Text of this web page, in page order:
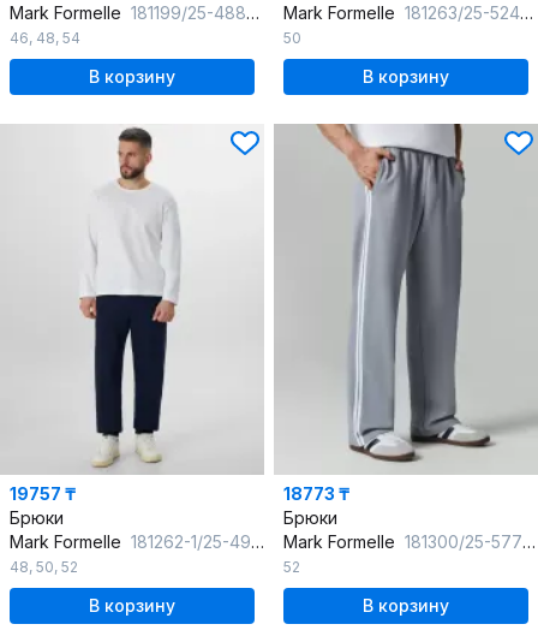
Mark Formelle 181199/25-4889Ц-7П черный
46, 48, 54
В корзину
Mark Formelle 181263/25-5241Ц-7П темный_лес
50
В корзину
19757 ₸
Брюки
Mark Formelle 181262-1/25-4903Ц-7П сине_черный
48, 50, 52
В корзину
18773 ₸
Брюки
Mark Formelle 181300/25-5776Ц-2 серый_камень
52
В корзину